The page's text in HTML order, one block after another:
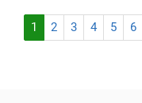
1 2 3 4 5 6